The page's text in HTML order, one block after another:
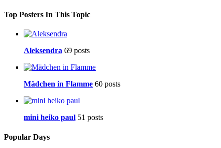
Top Posters In This Topic
Aleksendra 69 posts
Mädchen in Flamme 60 posts
mini heiko paul 51 posts
Popular Days